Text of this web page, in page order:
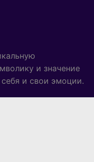
и значение
и свои эмоции.